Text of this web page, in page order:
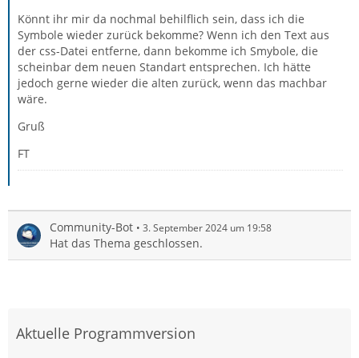
Könnt ihr mir da nochmal behilflich sein, dass ich die
Symbole wieder zurück bekomme? Wenn ich den Text aus
der css-Datei entferne, dann bekomme ich Smybole, die
scheinbar dem neuen Standart entsprechen. Ich hätte
jedoch gerne wieder die alten zurück, wenn das machbar
wäre.
Gruß
FT
Community-Bot 3. September 2024 um 19:58
Hat das Thema geschlossen.
Aktuelle Programmversion